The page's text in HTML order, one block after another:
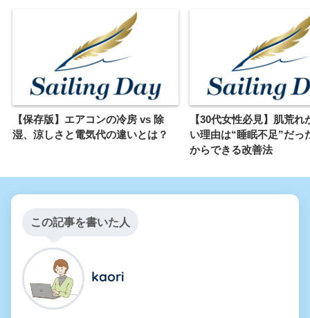
【保存版】エアコンの冷房 vs 除
湿、涼しさと電気代の違いとは？
【30代女性必見】肌荒れ
い理由は“睡眠不足”だっ
からできる改善法
この記事を書いた人
kaori